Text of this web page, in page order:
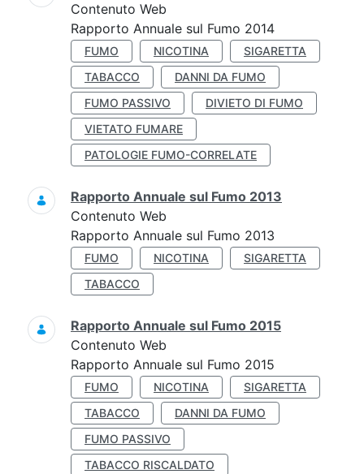
Contenuto Web
Rapporto Annuale sul Fumo 2014
FUMO NICOTINA
SIGARETTA
TABACCO
DANNI DA FUMO
FUMO PASSIVO
DIVIETO DI FUMO
VIETATO FUMARE
PATOLOGIE FUMO-CORRELATE
Rapporto Annuale sul Fumo 2013
Contenuto Web
Rapporto Annuale sul Fumo 2013
FUMO NICOTINA
SIGARETTA
TABACCO
Rapporto Annuale sul Fumo 2015
Contenuto Web
Rapporto Annuale sul Fumo 2015
FUMO NICOTINA
SIGARETTA
TABACCO
DANNI DA FUMO
FUMO PASSIVO
TABACCO RISCALDATO